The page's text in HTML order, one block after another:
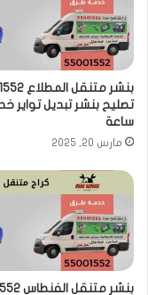
بنشر متنقل
ساعة
مارس 20, 2025
بنشر